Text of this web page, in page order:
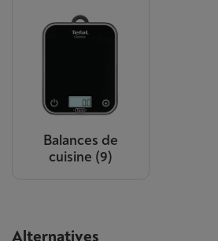
Balances de
cuisine (9)
Alternatives